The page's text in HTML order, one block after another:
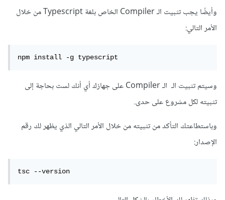
وأيضًا يجب تثبيت الـ Compiler الخاص بلغة Typescript من خلال
الأمر التالي:
npm install -g typescript
وسيتم تثبيت الـ الـ Compiler على جهازك أي أنك لست بحاجة إلى
تثبيته لكل مشروع على حدى.
وباستطاعتك التأكد من تثبيته من خلال الأمر التالي الذي يظهر لك رقم
الإصدار:
tsc --version